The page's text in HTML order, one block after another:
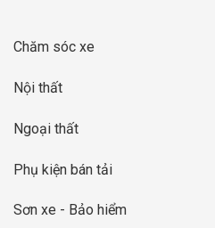
Chăm sóc xe
Nội thất
Ngoại thất
Phụ kiện bán tải
Sơn xe - Bảo hiểm